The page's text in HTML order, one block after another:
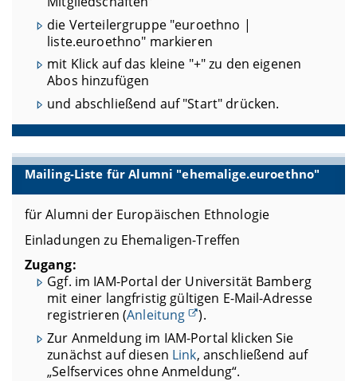
die Verteilergruppe "euroethno |
liste.euroethno" markieren
mit Klick auf das kleine "+" zu den eigenen
Abos hinzufügen
und abschließend auf "Start" drücken.
Mailing-Liste für Alumni "ehemalige.euroethno"
für Alumni der Europäischen Ethnologie
Einladungen zu Ehemaligen-Treffen
Zugang:
Ggf. im IAM-Portal der Universität Bamberg
mit einer langfristig gültigen E-Mail-Adresse
registrieren (Anleitung
).
Zur Anmeldung im IAM-Portal klicken Sie
zunächst auf diesen Link, anschließend auf
„Selfservices ohne Anmeldung“.